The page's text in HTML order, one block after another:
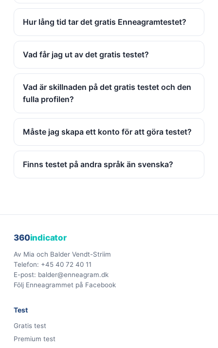
Hur lång tid tar det gratis Enneagramtestet?
Vad får jag ut av det gratis testet?
Vad är skillnaden på det gratis testet och den
fulla profilen?
Måste jag skapa ett konto för att göra testet?
Finns testet på andra språk än svenska?
360indicator
Av Mia och Balder Vendt-Striim
Telefon: +45 40 72 40 11
E-post: balder@enneagram.dk
Följ Enneagrammet på Facebook
Test
Gratis test
Premium test